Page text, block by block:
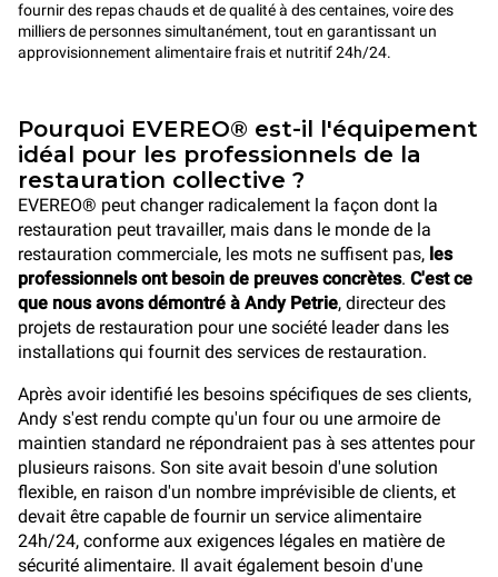
fournir des repas chauds et de qualité à des centaines, voire des
milliers de personnes simultanément, tout en garantissant un
approvisionnement alimentaire frais et nutritif 24h/24.
Pourquoi EVEREO® est-il l'équipement
idéal pour les professionnels de la
restauration collective ?
EVEREO® peut changer radicalement la façon dont la
restauration peut travailler, mais dans le monde de la
restauration commerciale, les mots ne suffisent pas, les
professionnels ont besoin de preuves concrètes. C'est ce
que nous avons démontré à Andy Petrie, directeur des
projets de restauration pour une société leader dans les
installations qui fournit des services de restauration.
Après avoir identifié les besoins spécifiques de ses clients,
Andy s'est rendu compte qu'un four ou une armoire de
maintien standard ne répondraient pas à ses attentes pour
plusieurs raisons. Son site avait besoin d'une solution
flexible, en raison d'un nombre imprévisible de clients, et
devait être capable de fournir un service alimentaire
24h/24, conforme aux exigences légales en matière de
sécurité alimentaire. Il avait également besoin d'une